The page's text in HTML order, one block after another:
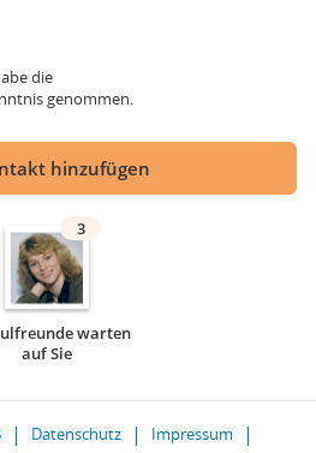
die
genommen.
hinzufügen
3
warten
auf Sie
Datenschutz
Impressum